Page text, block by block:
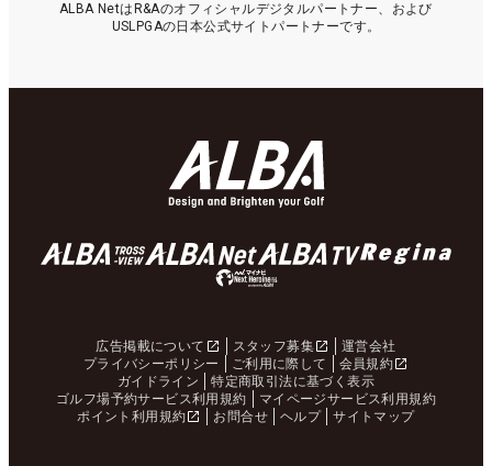
ALBA NetはR&Aのオフィシャルデジタルパートナー、および
USLPGAの日本公式サイトパートナーです。
広告掲載について スタッフ募集
運営会社
プライバシーポリシー
ご利用に際して
会員規約
ガイドライン
特定商取引法に基づく表示
ゴルフ場予約サービス利用規約
マイページサービス利用規約
ポイント利用規約
お問合せ ヘルプ サイトマップ